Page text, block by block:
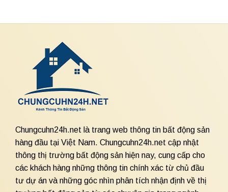
Chungcuhn24h.net là trang web thông tin bất động sản
hàng đầu tại Việt Nam. Chungcuhn24h.net cập nhật
thông thị trường bất động sản hiện nay, cung cấp cho
các khách hàng những thông tin chính xác từ chủ đầu
tư dự án và những góc nhìn phân tích nhận định về thị